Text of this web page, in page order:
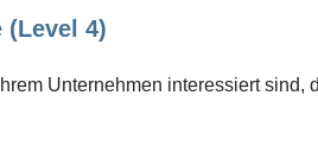
4)
Unternehmen interessiert sind,